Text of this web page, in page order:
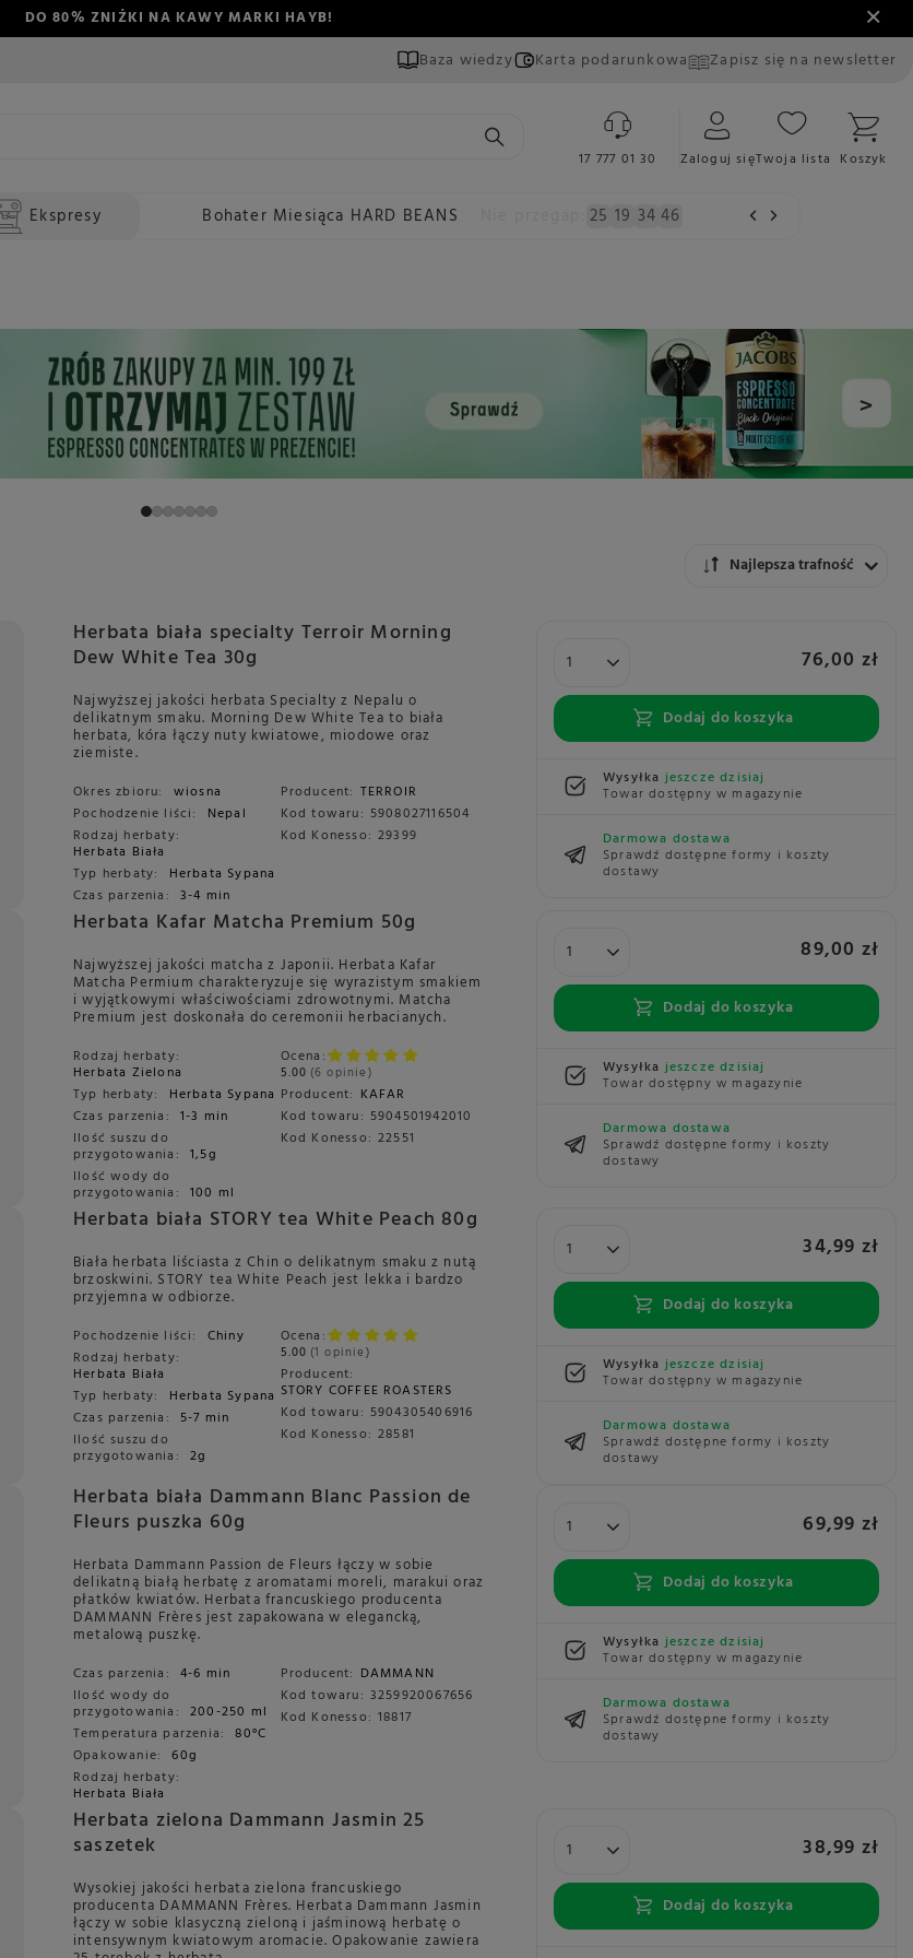
DO 80% ZNIŻKI NA KAWY MARKI HAYB!
Baza wiedzy Karta podarunkowa Zapisz się na newsletter
17 777 01 30 Zaloguj sięTwoja lista Koszyk
Ekspresy Bohater Miesiąca HARD BEANS 25 19 34 45
>
Zmień sortowanie
Najlepsza trafność
Herbata biała specialty Terroir Morning
Dew White Tea 30g
Najwyższej jakości herbata Specialty z Nepalu o
delikatnym smaku. Morning Dew White Tea to biała
herbata, kóra łączy nuty kwiatowe, miodowe oraz
ziemiste.
Okres zbioru: wiosna
Pochodzenie liści:
Nepal
Rodzaj herbaty:
Herbata Biała
Typ herbaty:
Herbata Sypana
Czas parzenia: 3-4 min
Producent: TERROIR
Kod towaru: 5908027116504
Kod Konesso: 29399
76,00 zł
Dodaj do koszyka
Wysyłkajeszcze dzisiaj
Towar dostępny w magazynie
Darmowa dostawa
Sprawdź dostępne formy i koszty
dostawy
Herbata Kafar Matcha Premium 50g
Najwyższej jakości matcha z Japonii. Herbata Kafar
Matcha Permium charakteryzuje się wyrazistym smakiem
i wyjątkowymi właściwościami zdrowotnymi. Matcha
Premium jest doskonała do ceremonii herbacianych.
Rodzaj herbaty:
Herbata Zielona
Typ herbaty:
Herbata Sypana
Czas parzenia: 1-3 min
Ilość suszu do
przygotowania: 1,5g
Ilość wody do
przygotowania: 100 ml
Ocena:
5.00 6 opinie
Producent: KAFAR
Kod towaru: 5904501942010
Kod Konesso: 22551
89,00 zł
Dodaj do koszyka
Wysyłkajeszcze dzisiaj
Towar dostępny w magazynie
Darmowa dostawa
Sprawdź dostępne formy i koszty
dostawy
Herbata biała STORY tea White Peach 80g
Biała herbata liściasta z Chin o delikatnym smaku z nutą
brzoskwini. STORY tea White Peach jest lekka i bardzo
przyjemna w odbiorze.
Pochodzenie liści: Chiny
Rodzaj herbaty:
Herbata Biała
Typ herbaty:
Herbata Sypana
Czas parzenia: 5-7 min
Ilość suszu do
przygotowania: 2g
Ocena:
5.00 1 opinie
Producent:
STORY COFFEE ROASTERS
Kod towaru: 5904305406916
Kod Konesso: 28581
34,99 zł
Dodaj do koszyka
Wysyłkajeszcze dzisiaj
Towar dostępny w magazynie
Darmowa dostawa
Sprawdź dostępne formy i koszty
dostawy
Herbata biała Dammann Blanc Passion de
Fleurs puszka 60g
Herbata Dammann Passion de Fleurs łączy w sobie
delikatną białą herbatę z aromatami moreli, marakui oraz
płatków kwiatów. Herbata francuskiego producenta
DAMMANN Frères jest zapakowana w elegancką,
metalową puszkę.
Czas parzenia: 4-6 min
Ilość wody do
przygotowania: 200-250 ml
Temperatura parzenia: 80°C
Opakowanie: 60g
Rodzaj herbaty:
Herbata Biała
Producent: DAMMANN
Kod towaru: 3259920067656
Kod Konesso: 18817
69,99 zł
Dodaj do koszyka
Wysyłkajeszcze dzisiaj
Towar dostępny w magazynie
Darmowa dostawa
Sprawdź dostępne formy i koszty
dostawy
Herbata zielona Dammann Jasmin 25
saszetek
Wysokiej jakości herbata zielona francuskiego
producenta DAMMANN Frères. Herbata Dammann Jasmin
łączy w sobie klasyczną zieloną i jaśminową herbatę o
intensywnym kwiatowym aromacie. Opakowanie zawiera
38,99 zł
Dodaj do koszyka